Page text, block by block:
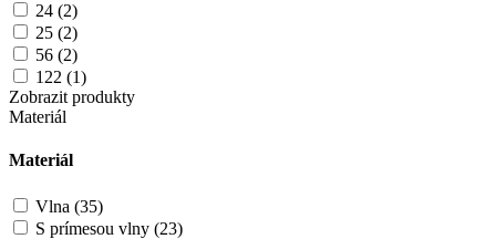
24 (2)
25 (2)
56 (2)
122 (1)
Zobrazit produkty
Materiál
Materiál
Vlna (35)
S prímesou vlny (23)